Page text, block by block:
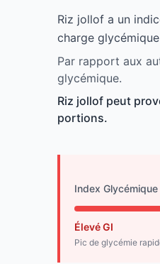
Riz jollof a un
charge
Par rapport aux
glycémique.
Riz jollof peut
portions.
Index Glycémique
Élevé GI
Pic de glycémie